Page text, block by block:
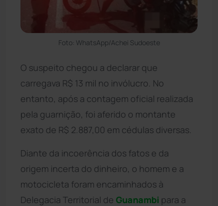
Foto: WhatsApp/Achei Sudoeste
O suspeito chegou a declarar que
carregava R$ 13 mil no invólucro. No
entanto, após a contagem oficial realizada
pela guarnição, foi aferido o montante
exato de R$ 2.887,00 em cédulas diversas.
Diante da incoerência dos fatos e da
origem incerta do dinheiro, o homem e a
motocicleta foram encaminhados à
Delegacia Territorial de Guanambi para a